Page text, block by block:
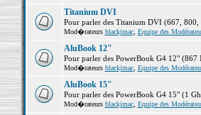
Titanium DVI
Pour parler des Titanium DVI (667, 800,
Mod�rateurs blackjmac, Equipe des
AluBook 12"
Pour parler des PowerBook G4 12" (867
Mod�rateurs blackjmac, Equipe des
AluBook 15"
Pour parler des PowerBook G4 15" (1
Mod�rateurs blackjmac, Equipe des